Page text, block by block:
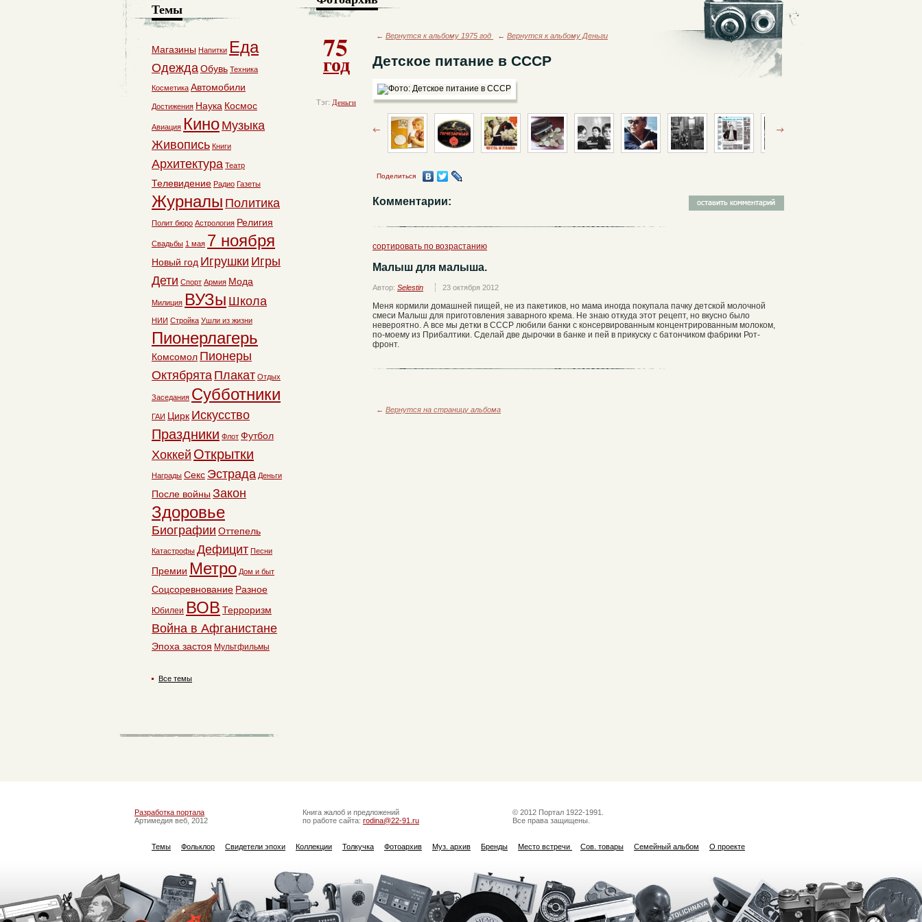
75
год
Тэг: Деньги
← Вернутся к альбому 1975 год ← Вернутся к альбому Деньги
Детское питание в СССР
Поделиться
Комментарии:
сортировать по возрастанию
Малыш для малыша.
Автор: Selestin 23 октября 2012
Меня кормили домашней пищей, не из пакетиков, но мама иногда покупала пачку детской молочной
смеси Малыш для приготовления заварного крема. Не знаю откуда этот рецепт, но вкусно было
невероятно. А все мы детки в СССР любили банки с консервированным концентрированным молоком,
по-моему из Прибалтики. Сделай две дырочки в банке и пей в прикуску с батончиком фабрики Рот-
фронт.
← Вернутся на страницу альбома
Темы
Магазины Напитки Еда
ОдеждаОбувь Техника
Косметика Автомобили
Достижения Наука Космос
Авиация Кино Музыка
Живопись Книги
Архитектура Театр
Телевидение Радио Газеты
Журналы Политика
Полит бюро Астрология Религия
Свадьбы 1 мая 7 ноября
Новый год Игрушки Игры
Дети Спорт Армия Мода
Милиция ВУЗы Школа
НИИ Стройка Ушли из жизни
Пионерлагерь
Комсомол Пионеры
Октябрята Плакат Отдых
Заседания Субботники
ГАИ Цирк Искусство
Праздники Флот Футбол
Хоккей Открытки
Награды Секс Эстрада Деньги
После войны Закон
Здоровье
Биографии Оттепель
Катастрофы Дефицит Песни
Премии Метро Дом и быт
Соцсоревнование Разное
Юбилеи ВОВ Терроризм
Война в Афганистане
Эпоха застоя Мультфильмы
Все темы
Разработка портала
Артимедия веб, 2012
Книга жалоб и предложений
по работе сайта: rodina@22-91.ru
© 2012 Портал 1922-1991.
Все права защищены.
Темы Фольклор Свидетели эпохи Коллекции Толкучка Фотоархив Муз. архив Бренды Место встречи Сов. товары Семейный альбом О проекте